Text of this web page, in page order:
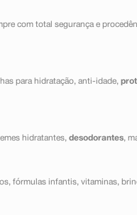
com total segurança e
para hidratação, anti-idade,
hidratantes, desodorantes,
fórmulas infantis, vitaminas,